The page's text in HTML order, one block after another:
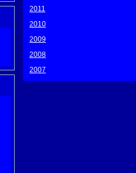
2011
2010
2009
2008
2007